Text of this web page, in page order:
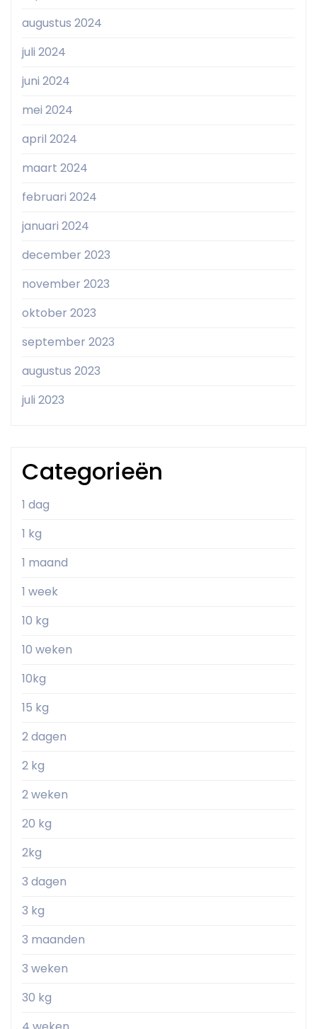
augustus 2024
juli 2024
juni 2024
mei 2024
april 2024
maart 2024
februari 2024
januari 2024
december 2023
november 2023
oktober 2023
september 2023
augustus 2023
juli 2023
Categorieën
1 dag
1 kg
1 maand
1 week
10 kg
10 weken
10kg
15 kg
2 dagen
2 kg
2 weken
20 kg
2kg
3 dagen
3 kg
3 maanden
3 weken
30 kg